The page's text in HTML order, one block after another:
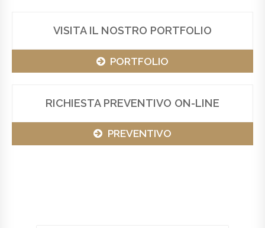
VISITA IL NOSTRO PORTFOLIO
PORTFOLIO
RICHIESTA PREVENTIVO ON-LINE
PREVENTIVO